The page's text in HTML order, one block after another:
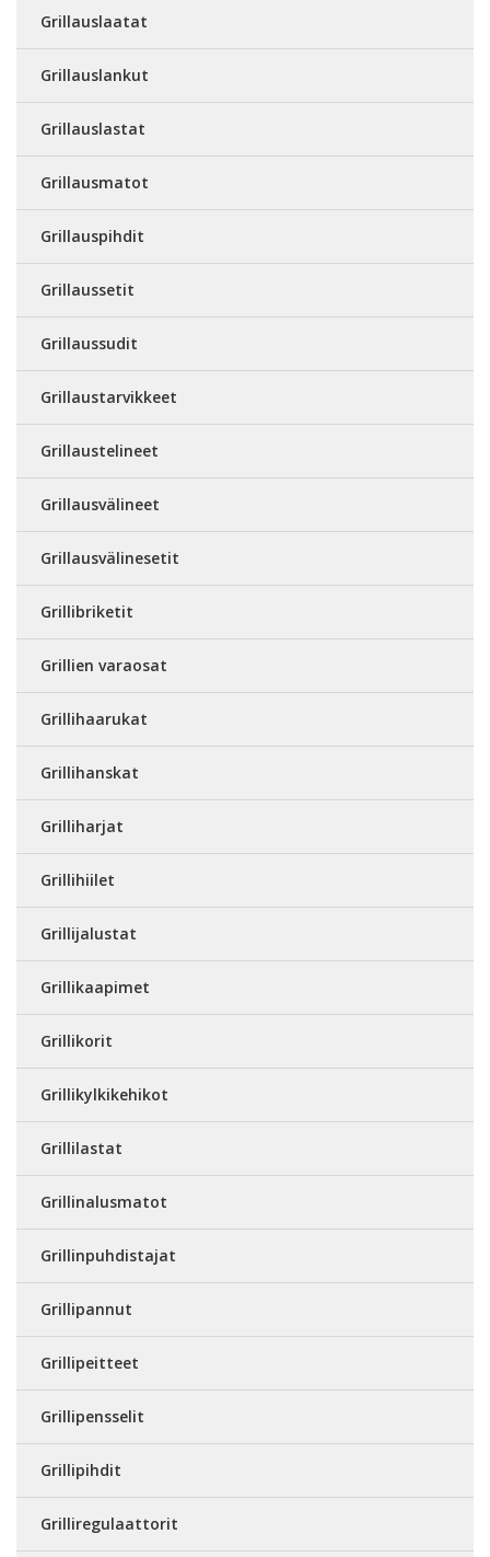
Grillauslaatat
Grillauslankut
Grillauslastat
Grillausmatot
Grillauspihdit
Grillaussetit
Grillaussudit
Grillaustarvikkeet
Grillaustelineet
Grillausvälineet
Grillausvälinesetit
Grillibriketit
Grillien varaosat
Grillihaarukat
Grillihanskat
Grilliharjat
Grillihiilet
Grillijalustat
Grillikaapimet
Grillikorit
Grillikylkikehikot
Grillilastat
Grillinalusmatot
Grillinpuhdistajat
Grillipannut
Grillipeitteet
Grillipensselit
Grillipihdit
Grilliregulaattorit